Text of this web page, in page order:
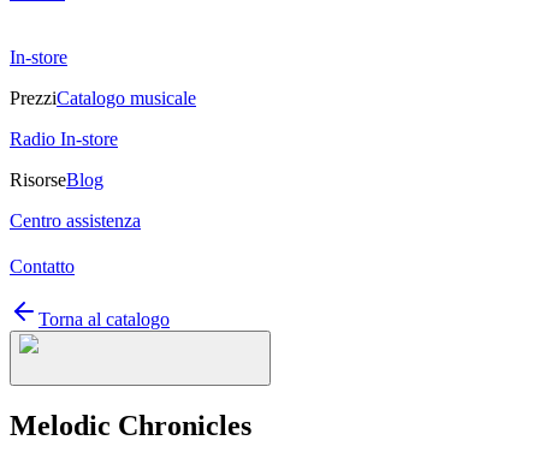
In-store
PrezziCatalogo musicale
Radio In-store
RisorseBlog
Centro assistenza
Contatto
Torna al catalogo
Melodic Chronicles